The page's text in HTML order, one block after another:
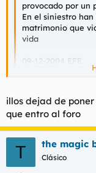
provocado por un
En el siniestro
matrimonio que
vida
09-12-2004 EFE
que circulaba en
Burgos, a 52
fuentes de
abrasados el
que viajaba con
heridas aunque
Cada dia que
illos dejad de
que entro al foro
T the magic
Clásico